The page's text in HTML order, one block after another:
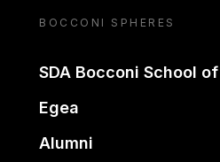
BOCCONI SPHERES
SDA Bocconi School
Egea
Alumni